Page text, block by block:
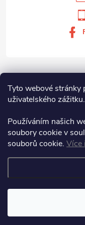
Tyto webové stránky
uživatelského zážitku.
Používáním našich
soubory cookie v
souborů cookie. Více
Vše o nákupu
Aromka Brno s.r.o
Copyright 2026